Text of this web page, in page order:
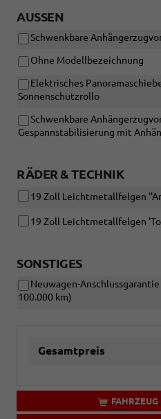
AUSSEN
Schwenkbare
Ohne Modellbezeichnung
Elektrisches
Sonnenschutzrollo
Schwenkbare
Gespannstabilisierung mit
RÄDER & TECHNIK
19 Zoll Leichtmetallfelgen
19 Zoll Leichtmetallfelgen
SONSTIGES
Neuwagen-
100.000 km)
Gesamtpreis